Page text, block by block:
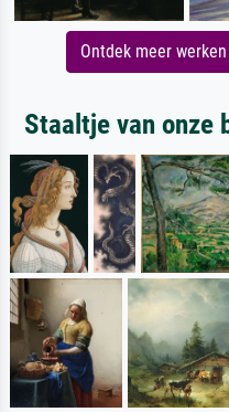
Ontdek meer
Staaltje van onze